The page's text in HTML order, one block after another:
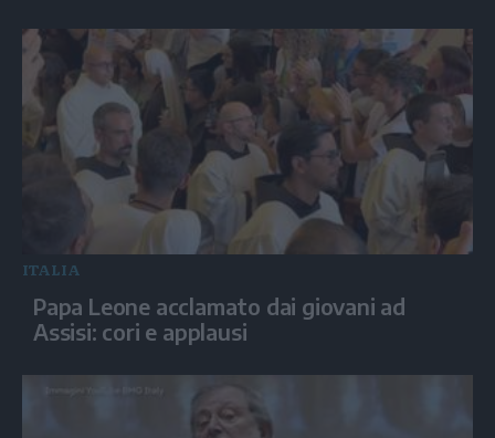
ITALIA
Papa Leone acclamato dai giovani ad
Assisi: cori e applausi